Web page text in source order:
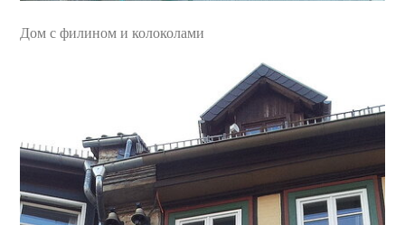
Дом с филином и колоколами